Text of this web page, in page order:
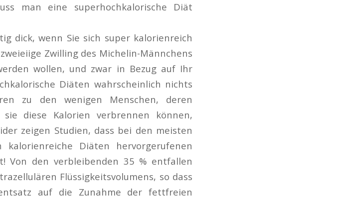
man eine superhochkalorische Diät
dick, wenn Sie sich super kalorienreich
Zwilling des Michelin-Männchens
wollen, und zwar in Bezug auf Ihr
Diäten wahrscheinlich nichts
zu den wenigen Menschen, deren
diese Kalorien verbrennen können,
zeigen Studien, dass bei den meisten
Diäten hervorgerufenen
Von den verbleibenden 35 % entfallen
Flüssigkeitsvolumens, so dass
auf die Zunahme der fettfreien